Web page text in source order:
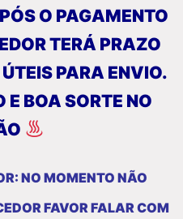
O PAGAMENTO
TERÁ PRAZO
PARA ENVIO.
E BOA SORTE NO
NO MOMENTO NÃO
FAVOR FALAR COM